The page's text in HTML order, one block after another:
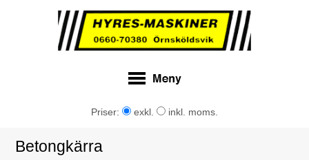
Priser: exkl. inkl. moms.
Betongkärra